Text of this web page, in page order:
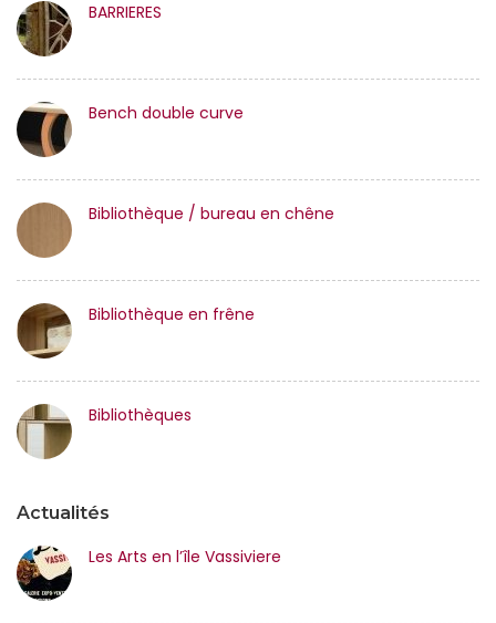
BARRIERES
Bench double curve
Bibliothèque / bureau en chêne
Bibliothèque en frêne
Bibliothèques
Actualités
Les Arts en l’île Vassiviere